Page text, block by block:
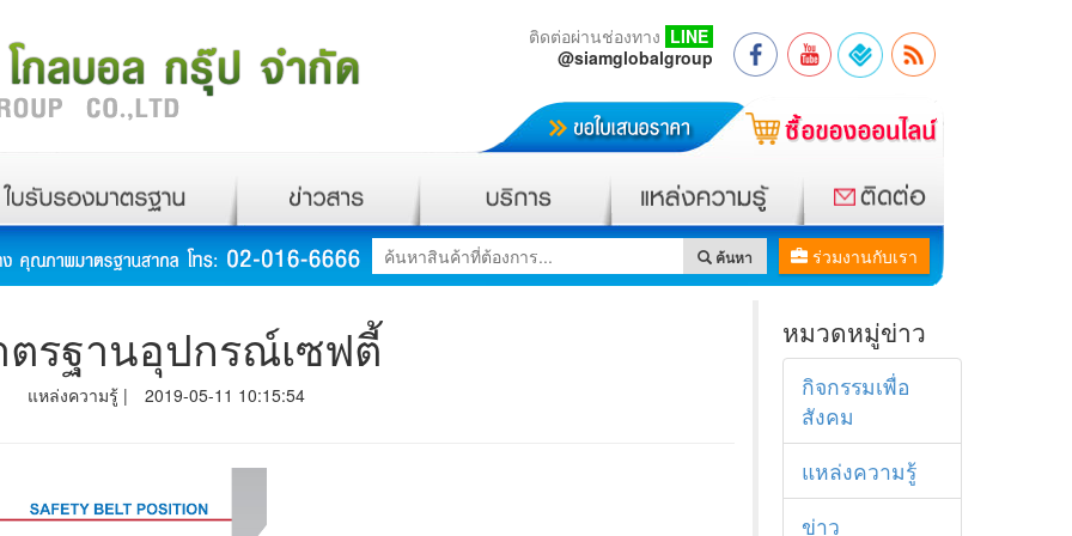
ติดต่อผ่านช่องทาง LINE
@siamglobalgroup
ร่วมงานกับเรา
ค้นหา
รฐานอุปกรณ์เซฟตี้
แหล่งความรู้ | 2019-05-11 10:15:54
หมวดหมู่ข่าว
กิจกรรมเพื่อ
สังคม
แหล่งความรู้
ข่าว